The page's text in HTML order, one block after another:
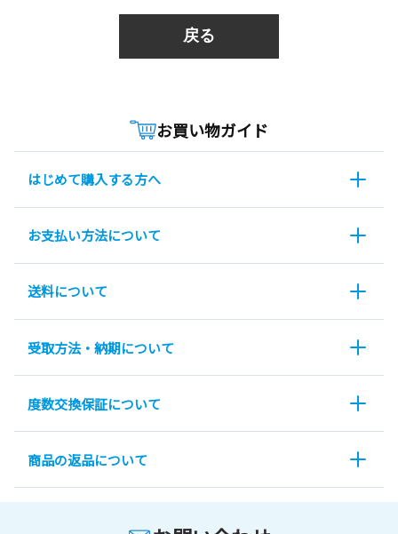
戻る
お買い物ガイド
はじめて購入する方へ
お支払い方法について
送料について
受取方法・納期について
度数交換保証について
商品の返品について